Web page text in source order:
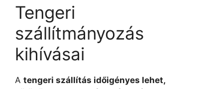
Tengeri
szállítmányozás
kihívásai
A tengeri szállítás időigényes lehet,